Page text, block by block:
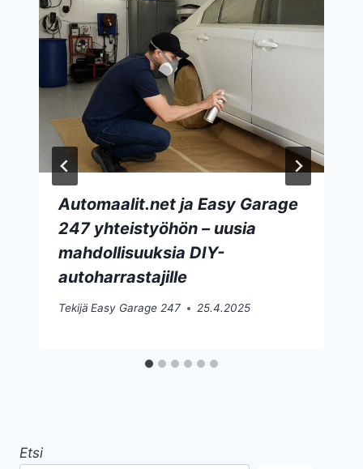
Automaalit.net ja Easy Garage
247 yhteistyöhön – uusia
mahdollisuuksia DIY-
autoharrastajille
Tekijä Easy Garage 247 25.4.2025
Etsi